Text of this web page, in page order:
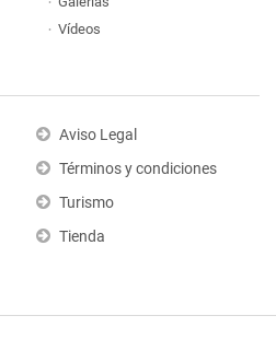
Vídeos
Aviso Legal
Términos y condiciones
Turismo
Tienda